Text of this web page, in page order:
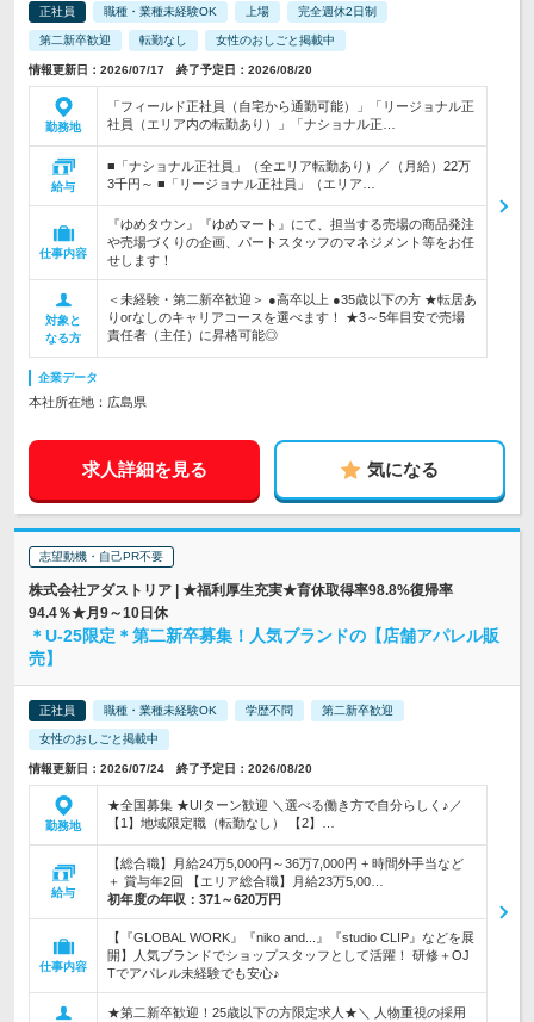
正社員 職種・業種未経験OK 上場 完全週休2日制
第二新卒歓迎 転勤なし 女性のおしごと掲載中
情報更新日：2026/07/17 終了予定日：2026/08/20
勤務地
「フィールド正社員（自宅から通勤可能）」「リージョナル正
社員（エリア内の転勤あり）」「ナショナル正…
給与
■「ナショナル正社員」（全エリア転勤あり）／（月給）22万
3千円～ ■「リージョナル正社員」（エリア…
仕事内容
『ゆめタウン』『ゆめマート』にて、担当する売場の商品発注
や売場づくりの企画、パートスタッフのマネジメント等をお任
せします！
対象と
なる方
＜未経験・第二新卒歓迎＞ ●高卒以上 ●35歳以下の方 ★転居あ
りorなしのキャリアコースを選べます！ ★3～5年目安で売場
責任者（主任）に昇格可能◎
企業データ
本社所在地：広島県
求人詳細を見る 気になる
志望動機・自己PR不要
株式会社アダストリア | ★福利厚生充実★育休取得率98.8%復帰率
94.4％★月9～10日休
＊U-25限定＊第二新卒募集！人気ブランドの【店舗アパレル販
売】
正社員 職種・業種未経験OK 学歴不問 第二新卒歓迎
女性のおしごと掲載中
情報更新日：2026/07/24 終了予定日：2026/08/20
勤務地
★全国募集 ★UIターン歓迎 ＼選べる働き方で自分らしく♪／
【1】地域限定職（転勤なし） 【2】…
給与
【総合職】月給24万5,000円～36万7,000円 + 時間外手当など
＋ 賞与年2回 【エリア総合職】月給23万5,00…
初年度の年収： 371～620万円
仕事内容
【『GLOBAL WORK』『niko and...』『studio CLIP』などを展
開】人気ブランドでショップスタッフとして活躍！ 研修＋OJ
Tでアパレル未経験でも安心♪
★第二新卒歓迎！25歳以下の方限定求人★＼ 人物重視の採用